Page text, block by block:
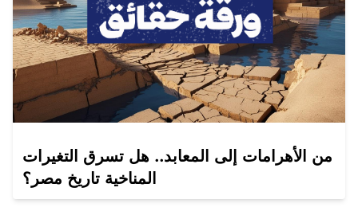
من الأهرامات إلى المعابد.. هل تسرق التغيرات
المناخية تاريخ مصر؟